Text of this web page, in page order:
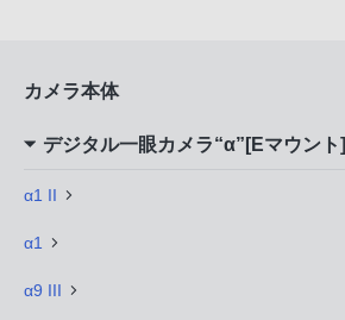
カメラ本体
デジタル一眼カメラ“α”[Eマウント]
α1 II
α1
α9 III